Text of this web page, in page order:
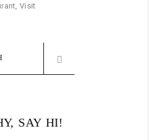
Visit
SAY HI!